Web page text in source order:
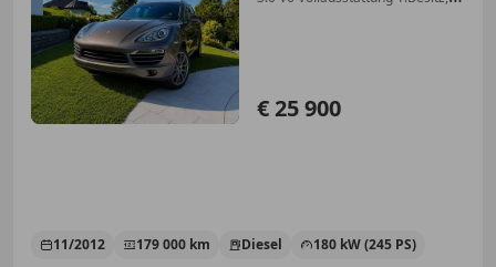
€ 25 900
11/2012 179 000 km Diesel
180 kW (245 PS)